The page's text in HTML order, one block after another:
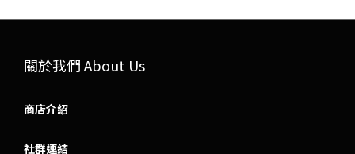
關於我們 About Us
商店介紹
社群連結